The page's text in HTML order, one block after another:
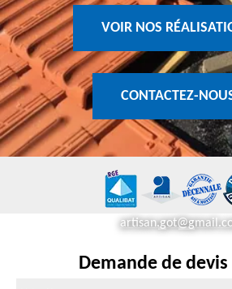
VOIR NOS
CONTACTEZ-
Demande de